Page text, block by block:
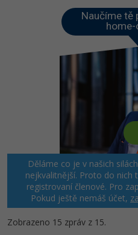
Naučíme tě
Děláme co je v našich
nejkvalitnější. Proto do nich
registrovaní členové. Pro
Pokud ještě nemáš účet,
Zobrazeno 15 zpráv z 15.